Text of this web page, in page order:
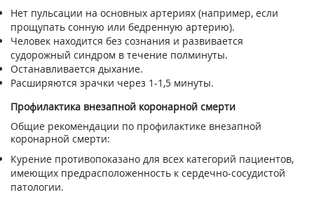
Нет пульсации на основных артериях (например, если
прощупать сонную или бедренную артерию).
Человек находится без сознания и развивается
судорожный синдром в течение полминуты.
Останавливается дыхание.
Расширяются зрачки через 1-1,5 минуты.
Профилактика внезапной коронарной смерти
Общие рекомендации по профилактике внезапной
коронарной смерти:
Курение противопоказано для всех категорий пациентов,
имеющих предрасположенность к сердечно-сосудистой
патологии.